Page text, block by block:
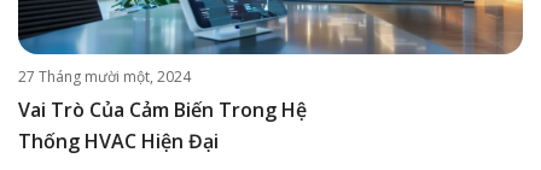
27 Tháng mười một, 2024
Vai Trò Của Cảm Biến Trong Hệ
Thống HVAC Hiện Đại